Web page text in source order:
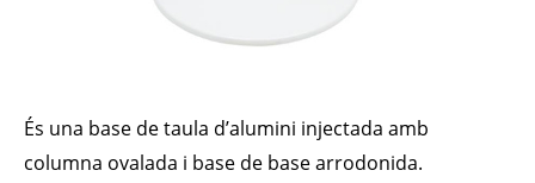
És una base de taula d’alumini injectada amb
columna ovalada i base de base arrodonida.